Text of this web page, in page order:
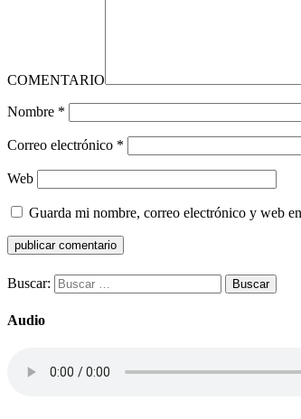
COMENTARIO
Nombre *
Correo electrónico *
Web
Guarda mi nombre, correo electrónico y web
Buscar:
Audio